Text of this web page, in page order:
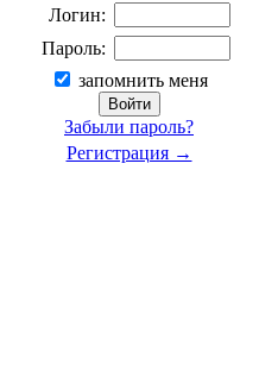
Логин:
Пароль:
запомнить меня
Забыли пароль?
Регистрация →